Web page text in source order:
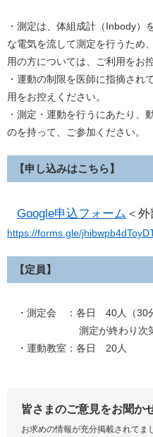
・測定は、体組成計（Inbody）
な電気を流して測定を行うため
用の方については、ご利用をお
・運動の制限を医師に指摘され
用をお控えください。
・測定・運動を行うにあたり、
のを持って、ご参加ください。
【申し込みはこちら】
Google申込フォーム ＜
https://forms.gle/
【定員】
・測定会 ：各日 40人（30分
測定が終わり次第、終
・運動教室：各日 20人
皆さまのご意見をお聞か
お求めの情報が充分掲載されてま